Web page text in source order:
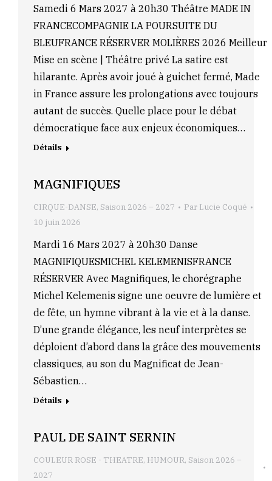
Samedi 6 Mars 2027 à 20h30 Théâtre MADE IN
FRANCECOMPAGNIE LA POURSUITE DU
BLEUFRANCE RÉSERVER MOLIÈRES 2026 Meilleur
Mise en scène | Théâtre privé La satire est
hilarante. Après avoir joué à guichet fermé, Made
in France assure les prolongations avec toujours
autant de succès. Quelle place pour le débat
démocratique face aux enjeux économiques…
Détails
MAGNIFIQUES
CIRQUE-DANSE, Saison 2026 – 2027 Par Lucie Coqué
10 juin 2026
Mardi 16 Mars 2027 à 20h30 Danse
MAGNIFIQUESMICHEL KELEMENISFRANCE
RÉSERVER Avec Magnifiques, le chorégraphe
Michel Kelemenis signe une oeuvre de lumière et
de fête, un hymne vibrant à la vie et à la danse.
D’une grande élégance, les neuf interprètes se
déploient d’abord dans la grâce des mouvements
classiques, au son du Magnificat de Jean-
Sébastien…
Détails
PAUL DE SAINT SERNIN
COULEUR ROSE - THEATRE, HUMOUR, Saison 2026 –
2027